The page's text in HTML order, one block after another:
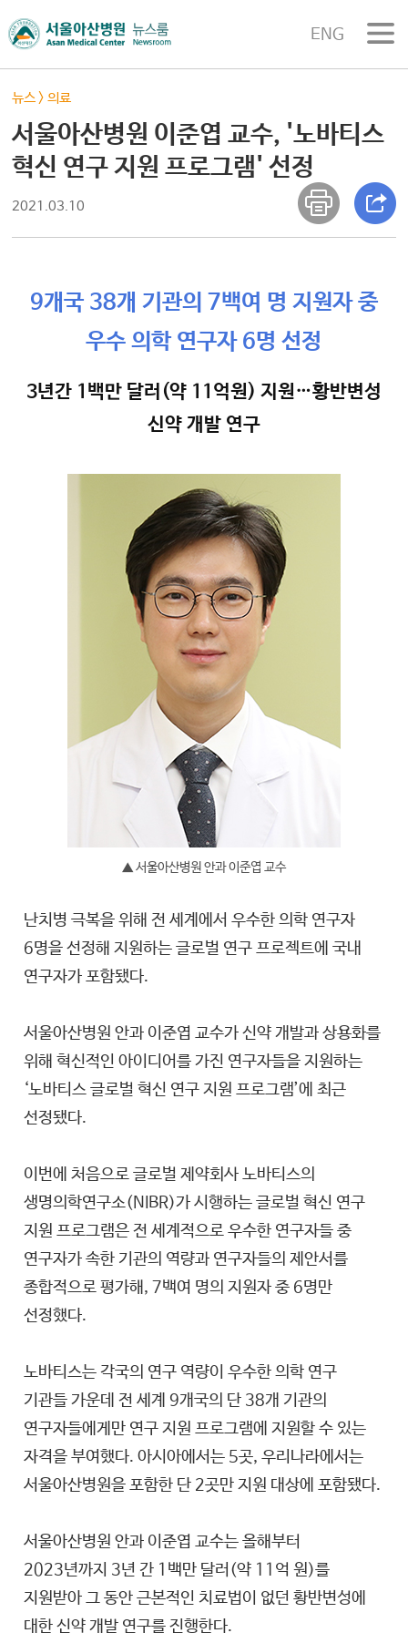
ENG
뉴스 >의료
서울아산병원 이준엽 교수, '노바티스
혁신 연구 지원 프로그램' 선정
2021.03.10
9개국 38개 기관의 7백여 명 지원자 중
우수 의학 연구자 6명 선정
3년간 1백만 달러(약 11억원) 지원…황반변성
신약 개발 연구
▲ 서울아산병원 안과 이준엽 교수
난치병 극복을 위해 전 세계에서 우수한 의학 연구자
6명을 선정해 지원하는 글로벌 연구 프로젝트에 국내
연구자가 포함됐다.
서울아산병원 안과 이준엽 교수가 신약 개발과 상용화를
위해 혁신적인 아이디어를 가진 연구자들을 지원하는
‘노바티스 글로벌 혁신 연구 지원 프로그램’에 최근
선정됐다.
이번에 처음으로 글로벌 제약회사 노바티스의
생명의학연구소(NIBR)가 시행하는 글로벌 혁신 연구
지원 프로그램은 전 세계적으로 우수한 연구자들 중
연구자가 속한 기관의 역량과 연구자들의 제안서를
종합적으로 평가해, 7백여 명의 지원자 중 6명만
선정했다.
노바티스는 각국의 연구 역량이 우수한 의학 연구
기관들 가운데 전 세계 9개국의 단 38개 기관의
연구자들에게만 연구 지원 프로그램에 지원할 수 있는
자격을 부여했다. 아시아에서는 5곳, 우리나라에서는
서울아산병원을 포함한 단 2곳만 지원 대상에 포함됐다.
서울아산병원 안과 이준엽 교수는 올해부터
2023년까지 3년 간 1백만 달러(약 11억 원)를
지원받아 그 동안 근본적인 치료법이 없던 황반변성에
대한 신약 개발 연구를 진행한다.